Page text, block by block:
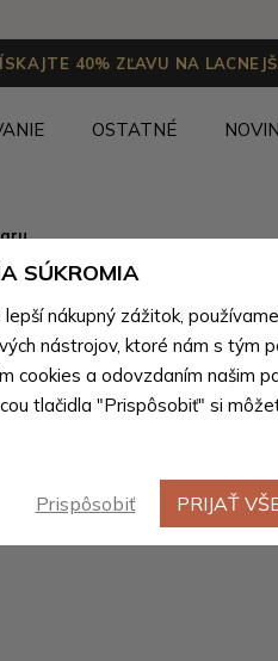
40% ZĽAVU NA
OSTATNÉ
SÚKROMIA
nákupný zážitok,
nástrojov, ktoré nám s tým
cookies a odovzdaním našim
tlačidla "Prispôsobiť" si
Prispôsobiť PRIJAŤ